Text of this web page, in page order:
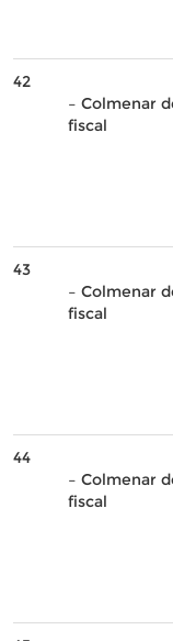
42
– Colmenar
fiscal
43
– Colmenar
fiscal
44
– Colmenar
fiscal